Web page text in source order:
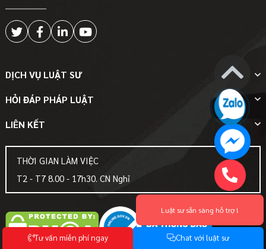
DỊCH VỤ LUẬT SƯ
HỎI ĐÁP PHÁP LUẬT
LIÊN KẾT
THỜI GIAN LÀM VIỆC
T2 - T7 8.00 - 17h30. CN Nghỉ
Tưvấn miễn phíngay Chat với luật sư
Luật sư sẵn sàng hỗ trợ !